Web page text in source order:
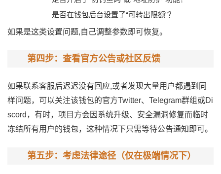
是否在钱包后台设置了“可转出限额”？
如果是这类设置问题,自己调整参数即可恢复。
第四步：查看官方公告或社区反馈
如果联系客服后迟迟没有回应,或者发现大量用户都遇到同
样问题，可以关注该钱包的官方Twitter、Telegram群组或Di
scord，有时，项目方会因系统升级、安全漏洞修复而临时
冻结所有用户的钱包，这种情况下只需等待公告通知即可。
第五步：考虑法律途径（仅在极端情况下）